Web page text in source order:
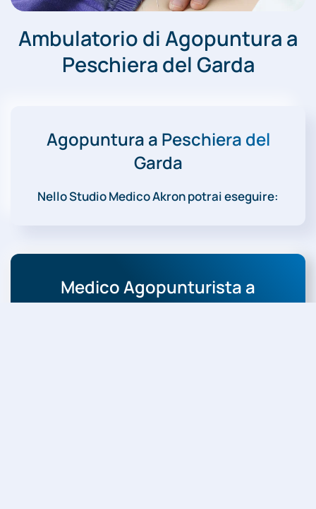
Ambulatorio di Agopuntura a
Peschiera del Garda
Agopuntura a Peschiera del
Garda
Nello Studio Medico Akron potrai eseguire:
Medico Agopunturista a
Peschiera del Garda